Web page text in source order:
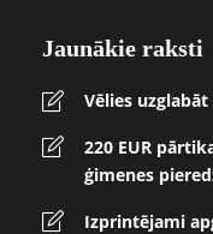
Jaunākie raksti
Vēlies
220 EUR
ģimenes
Izprintējami